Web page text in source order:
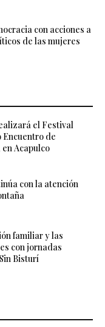
con acciones a
de las mujeres
el Festival
Encuentro de
Acapulco
con la atención
familiar y las
con jornadas
Bisturí